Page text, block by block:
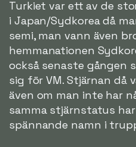
Turkiet var ett av de
i Japan/Sydkorea då
semi, man vann även
hemmanationen
också senaste gången
sig för VM. Stjärnan då
även om man inte har
samma stjärnstatus
spännande namn i